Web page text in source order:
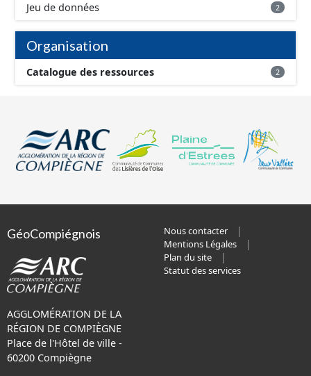
Jeu de données 2
Organisation
Catalogue des ressources 2
GéoCompiégnois
AGGLOMÉRATION DE LA
RÉGION DE COMPIÈGNE
Place de l'Hôtel de ville -
60200 Compiègne
Nous contacter
Mentions Légales
Plan du site
Statut des services